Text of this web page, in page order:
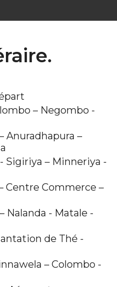
– Negombo -
Anuradhapura –
Sigiriya – Minneriya -
Centre Commerce –
Nalanda - Matale -
de Thé -
– Colombo -